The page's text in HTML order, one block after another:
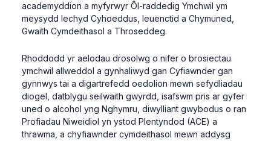
academyddion a myfyrwyr Ôl-raddedig Ymchwil ym
meysydd Iechyd Cyhoeddus, Ieuenctid a Chymuned,
Gwaith Cymdeithasol a Throseddeg.
Rhoddodd yr aelodau drosolwg o nifer o brosiectau
ymchwil allweddol a gynhaliwyd gan Cyfiawnder gan
gynnwys tai a digartrefedd oedolion mewn sefydliadau
diogel, datblygu seilwaith gwyrdd, isafswm pris ar gyfer
uned o alcohol yng Nghymru, diwylliant gwybodus o ran
Profiadau Niweidiol yn ystod Plentyndod (ACE) a
thrawma, a chyfiawnder cymdeithasol mewn addysg